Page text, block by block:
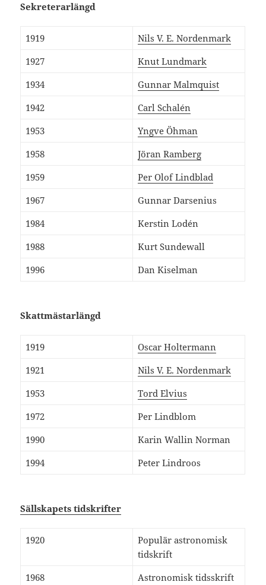
Sekreterarlängd
1919
Nils V. E. Nordenmark
1927
Knut Lundmark
1934
Gunnar Malmquist
1942
Carl Schalén
1953
Yngve Öhman
1958
Jöran Ramberg
1959
Per Olof Lindblad
1967
Gunnar Darsenius
1984
Kerstin Lodén
1988
Kurt Sundewall
1996
Dan Kiselman
Skattmästarlängd
1919
Oscar Holtermann
1921
Nils V. E. Nordenmark
1953
Tord Elvius
1972
Per Lindblom
1990
Karin Wallin Norman
1994
Peter Lindroos
Sällskapets tidskrifter
1920
Populär astronomisk
tidskrift
1968
Astronomisk tidsskrift